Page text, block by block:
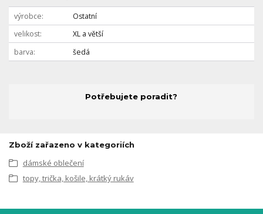
výrobce
Ostatní
velikost
XL a větší
barva
šedá
Potřebujete poradit?
Zboží zařazeno v kategoriích
dámské oblečení
topy, trička, košile, krátký rukáv